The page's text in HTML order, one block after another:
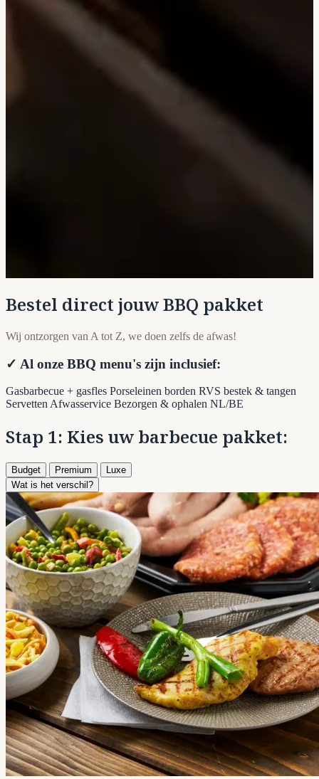
Bestel direct jouw BBQ pakket
Wij ontzorgen van A tot Z, we doen zelfs de afwas!
✓ Al onze BBQ menu's zijn inclusief:
Gasbarbecue + gasfles Porseleinen borden RVS bestek & tangen
ServettenAfwasservice Bezorgen & ophalen NL/BE
Stap 1: Kies uw barbecue pakket:
Budget Premium
Luxe
Wat is het verschil?